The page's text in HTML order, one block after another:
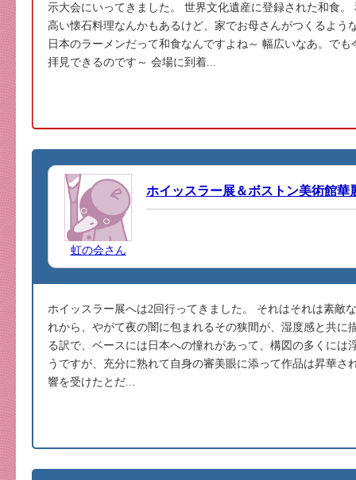
示大会にいってきました。 世界文化遺産に登録された和食
高い懐石料理なんかもあるけど、家でお母さんがつくるよう
日本のラーメンだって和食なんですよね～ 幅広いなあ。で
拝見できるのです～ 会場に到着...
虹の会さん
ホイッスラー展＆ボストン美術館華
ホイッスラー展へは2回行ってきました。 それはそれは素敵
れから、やがて夜の闇に包まれるその狭間が、湿度感と共に
る訳で、ベースには日本への憧れがあって、構図の多くには
うですが、充分に熟れて自身の審美眼に添って作品は昇華さ
響を受けたとだ...